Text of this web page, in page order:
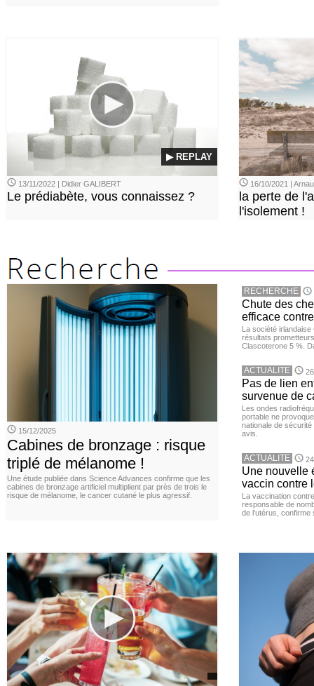
▶ REPLAY
13/11/2022 | Didier GALIBERT
Le prédiabète, vous connaissez ?
16/10/2021 |
la perte de
l'isolement !
15/12/2025
Cabines de bronzage : risque
triplé de mélanome !
Une étude publiée dans Science Advances confirme que les
cabines de bronzage artificiel multiplient par près de trois le
risque de mélanome, le cancer cutané le plus agressif.
RECHERCHE
Chute des
efficace
La société
résultats
Clascoterone 5 %.
ACTUALITE
Pas de lien
survenue de
Les ondes
portable ne
nationale de
avis.
ACTUALITE
Une nouvelle
vaccin contre
La vaccination
responsable de
de l’utérus,